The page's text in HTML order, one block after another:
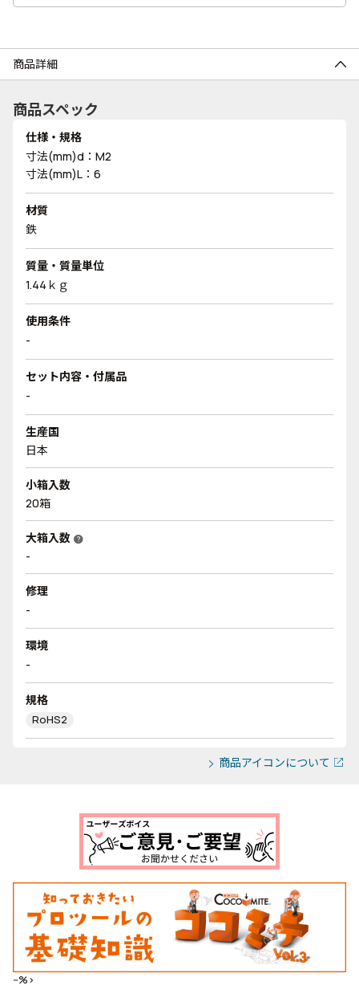
商品詳細
商品スペック
仕様・規格
寸法(mm)d：M2
寸法(mm)L：6
材質
鉄
質量・質量単位
1.44ｋｇ
使用条件
-
セット内容・付属品
-
生産国
日本
小箱入数
20箱
大箱入数 help
-
修理
-
環境
-
規格
RoHS2
商品アイコンについて
--%>